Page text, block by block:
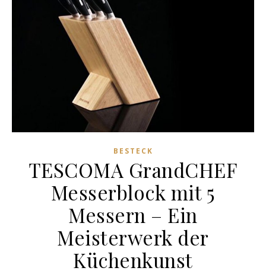
BESTECK
TESCOMA GrandCHEF
Messerblock mit 5
Messern – Ein
Meisterwerk der
Küchenkunst